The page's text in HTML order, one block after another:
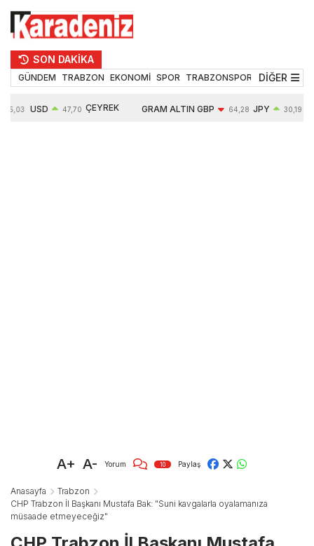
SON DAKİKA
GÜNDEM TRABZON EKONOMİ SPOR TRABZONSPOR TEKNOLOJİ
DİĞER
55,03 USD 47,70 ÇEYREK GRAM ALTIN GBP 64,28 JPY 30,19
A+ A- Yorum 10 Paylaş
Anasayfa
Trabzon
CHP Trabzon İl Başkanı Mustafa Bak: "Suni kavgalarla oyalamanıza
müsaade etmeyeceğiz"